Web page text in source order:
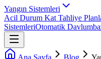
Yangın Sistemleri
Acil Durum Kat Tahliye
SistemleriOtomatik